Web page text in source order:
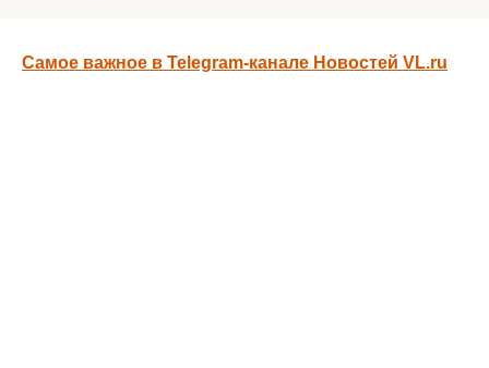
Самое важное в Telegram-канале Новостей VL.ru